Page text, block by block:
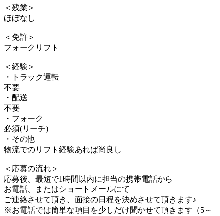
＜残業＞
ほぼなし
＜免許＞
フォークリフト
＜経験＞
・トラック運転
不要
・配送
不要
・フォーク
必須(リーチ)
・その他
物流でのリフト経験あれば尚良し
＜応募の流れ＞
応募後、最短で1時間以内に担当の携帯電話から
お電話、またはショートメールにて
ご連絡させて頂き、面接の日程を決めさせて頂きます♪
※お電話では簡単な項目を少しだけ聞かせて頂きます（5～